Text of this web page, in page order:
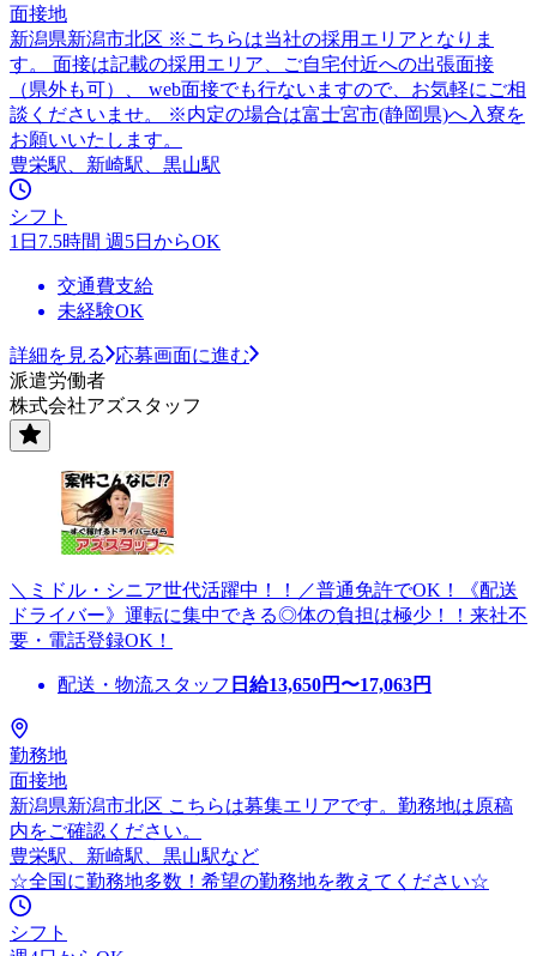
面接地
新潟県新潟市北区 ※こちらは当社の採用エリアとなりま
す。 面接は記載の採用エリア、ご自宅付近への出張面接
（県外も可）、 web面接でも行ないますので、お気軽にご相
談くださいませ。 ※内定の場合は富士宮市(静岡県)へ入寮を
お願いいたします。
豊栄駅、新崎駅、黒山駅
シフト
1日7.5時間 週5日からOK
交通費支給
未経験OK
詳細を見る
応募画面に進む
派遣労働者
株式会社アズスタッフ
＼ミドル・シニア世代活躍中！！／普通免許でOK！《配送
ドライバー》運転に集中できる◎体の負担は極少！！来社不
要・電話登録OK！
配送・物流スタッフ 日給13,650円〜17,063円
勤務地
面接地
新潟県新潟市北区 こちらは募集エリアです。勤務地は原稿
内をご確認ください。
豊栄駅、新崎駅、黒山駅など
☆全国に勤務地多数！希望の勤務地を教えてください☆
シフト